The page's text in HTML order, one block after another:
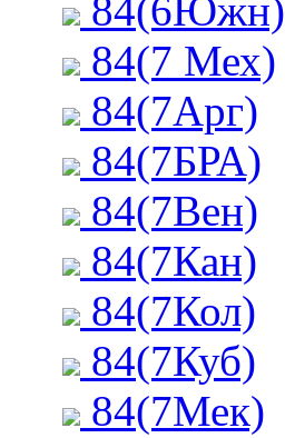
84(6Южн)
84(7 Мех)
84(7Арг)
84(7БРА)
84(7Вен)
84(7Кан)
84(7Кол)
84(7Куб)
84(7Мек)